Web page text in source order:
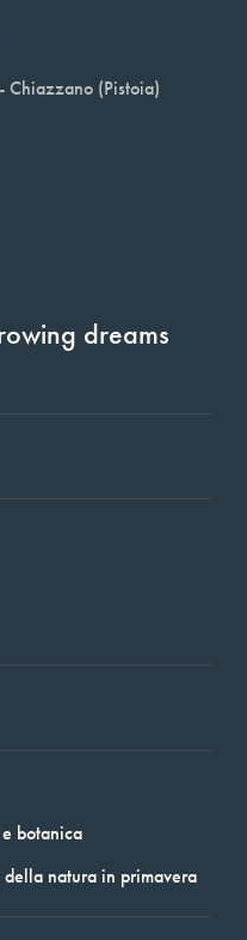
(Pistoia)
dreams
botanica
natura in primavera